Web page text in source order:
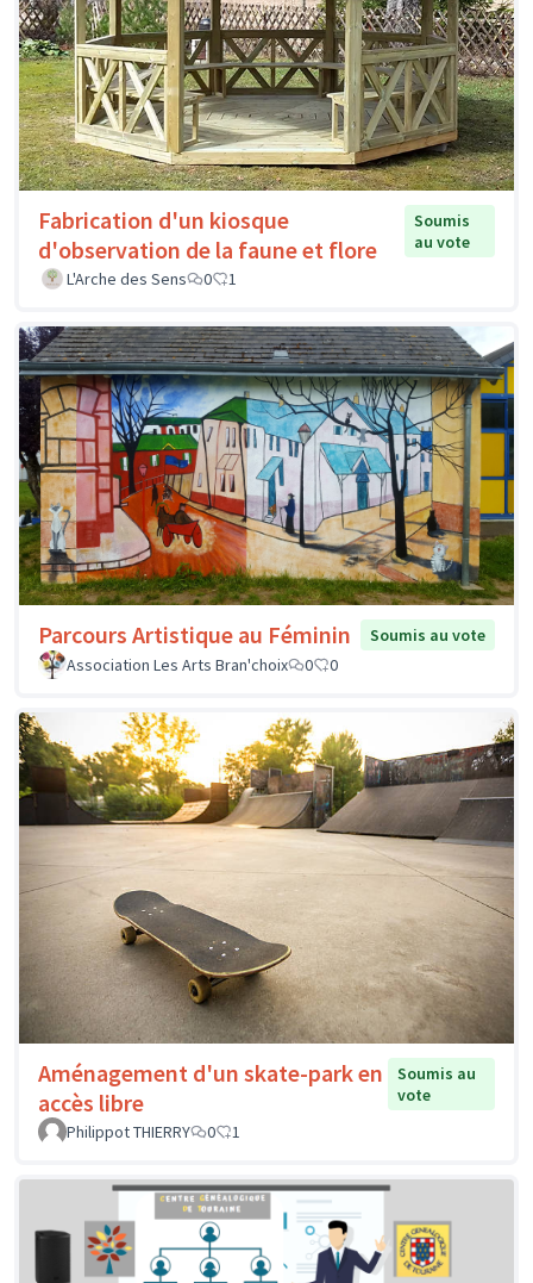
Fabrication d'un kiosque
d'observation de la faune et flore
Soumis
au vote
L'Arche des Sens
0 1
Parcours Artistique au Féminin
Soumis au vote
Association Les Arts Bran'choix
0 0
Aménagement d'un skate-park en
accès libre
Soumis au
vote
Philippot THIERRY
0 1